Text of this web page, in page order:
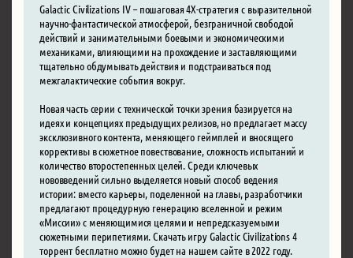
Galactic Civilizations IV – пошаговая 4X-стратегия с выразительной
научно-фантастической атмосферой, безграничной свободой
действий и занимательными боевыми и экономическими
механиками, влияющими на прохождение и заставляющими
тщательно обдумывать действия и подстраиваться под
межгалактические события вокруг.
Новая часть серии с технической точки зрения базируется на
идеях и концепциях предыдущих релизов, но предлагает массу
эксклюзивного контента, меняющего геймплей и вносящего
коррективы в сюжетное повествование, сложность испытаний и
количество второстепенных целей. Среди ключевых
нововведений сильно выделяется новый способ ведения
истории: вместо карьеры, поделенной на главы, разработчики
предлагают процедурную генерацию вселенной и режим
«Миссии» с меняющимися целями и непредсказуемыми
сюжетными перипетиями. Скачать игру Galactic Civilizations 4
торрент бесплатно можно будет на нашем сайте в 2022 году.